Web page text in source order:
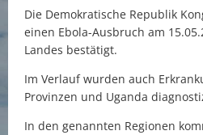
Die Demokratische Republik
einen Ebola-Ausbruch am
Landes bestätigt.
Im Verlauf wurden auch
Provinzen und Uganda
In den genannten Regionen